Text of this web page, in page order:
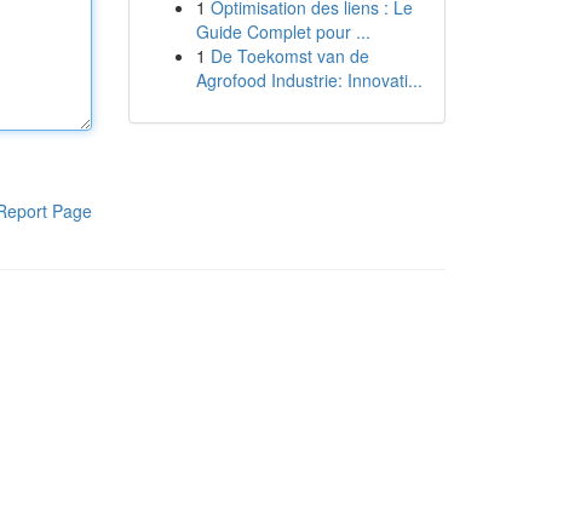
Page
1 Optimisation des liens : Le
Guide Complet pour ...
1 De Toekomst van de
Agrofood Industrie: Innovati...